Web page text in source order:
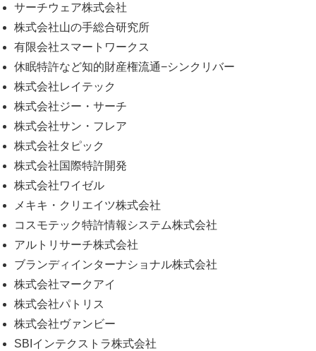
サーチウェア株式会社
株式会社山の手総合研究所
有限会社スマートワークス
休眠特許など知的財産権流通−シンクリバー
株式会社レイテック
株式会社ジー・サーチ
株式会社サン・フレア
株式会社タピック
株式会社国際特許開発
株式会社ワイゼル
メキキ・クリエイツ株式会社
コスモテック特許情報システム株式会社
アルトリサーチ株式会社
ブランディインターナショナル株式会社
株式会社マークアイ
株式会社パトリス
株式会社ヴァンビー
SBIインテクストラ株式会社